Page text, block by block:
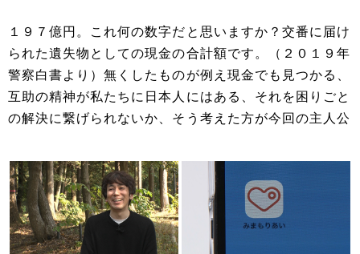
１９７億円。これ何の数字だと思いますか？交番に届け
られた遺失物としての現金の合計額です。（２０１９年
警察白書より）無くしたものが例え現金でも見つかる、
互助の精神が私たちに日本人にはある、それを困りごと
の解決に繋げられないか、そう考えた方が今回の主人公